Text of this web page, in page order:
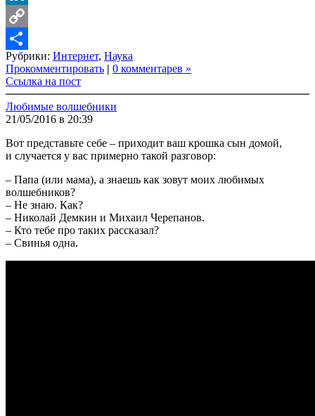
LinkedIn
Copy
Link
Share
Рубрики: Интернет, Наука
Прокомментировать | 0 комментарев »
Ссылка на пост
Любимые волшебники
21/05/2016 в 20:39
Вот представьте себе – приходит ваш крошка сын домой,
и случается у вас примерно такой разговор:
– Папа (или мама), а знаешь как зовут моих любимых
волшебников?
– Не знаю. Как?
– Николай Демкин и Михаил Черепанов.
– Кто тебе про таких рассказал?
– Свинья одна.